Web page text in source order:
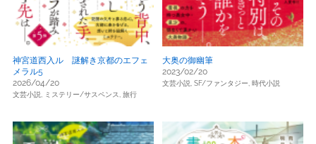
神宮道西入ル 謎解き京都のエフェ
メラル5
2026/04/20
文芸小説, ミステリー/サスペンス, 旅行
大奥の御幽筆
2023/02/20
文芸小説, SF/ファンタジー, 時代小説